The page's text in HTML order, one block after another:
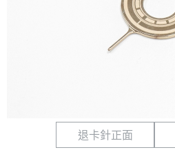
退卡針正面